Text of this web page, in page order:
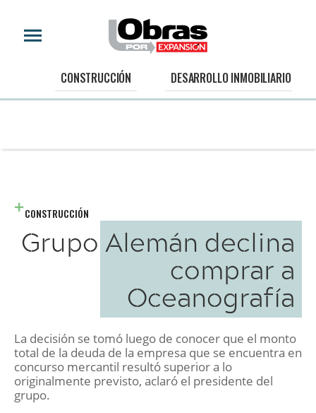
CONSTRUCCIÓN DESARROLLO INMOBILIARIO
CONSTRUCCIÓN
Grupo Alemán declina
comprar a
Oceanografía
La decisión se tomó luego de conocer que el monto
total de la deuda de la empresa que se encuentra en
concurso mercantil resultó superior a lo
originalmente previsto, aclaró el presidente del
grupo.